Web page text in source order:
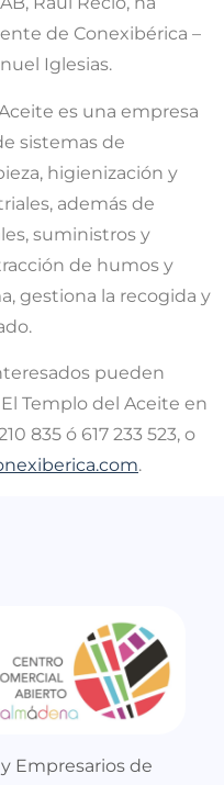
de Conexibérica –
Iglesias.
es una empresa
sistemas de
higienización y
además de
suministros y
de humos y
gestiona la recogida y
pueden
Templo del Aceite en
835 ó 617 233 523, o
.
Empresarios de